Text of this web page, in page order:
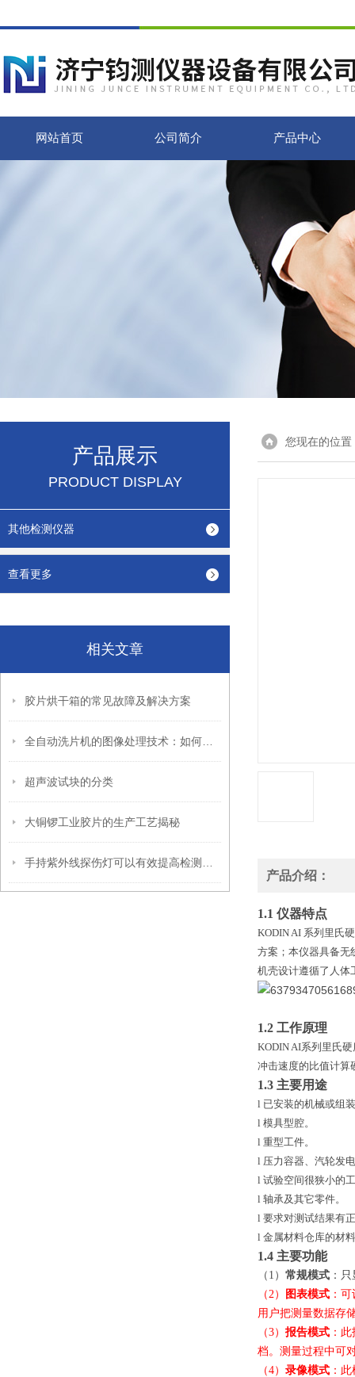
网站首页 公司简介 产品中心
产品展示
PRODUCT DISPLAY
其他检测仪器
查看更多
相关文章
胶片烘干箱的常见故障及解决方案
超声波试块的分类
大铜锣工业胶片的生产工艺揭秘
您现在的位置
产品介绍：
1.1 仪器特点
KODIN AI 系列里氏
方案；本仪器具备无
机壳设计遵循了人体
1.2 工作原理
KODIN AI系列里氏
冲击速度的比值计算
1.3 主要用途
l 已安装的机械或组
l 模具型腔。
l 重型工件。
l 压力容器、汽轮发
l 试验空间很狭小的
l 轴承及其它零件。
l 要求对测试结果有
l 金属材料仓库的材
1.4 主要功能
（ 1） 常规模式 ： 只
（2） 图表模式 ： 可
用户把测量数据存
（3） 报告模式 ：
档。测量过程中可
（4） 录像模式 ：